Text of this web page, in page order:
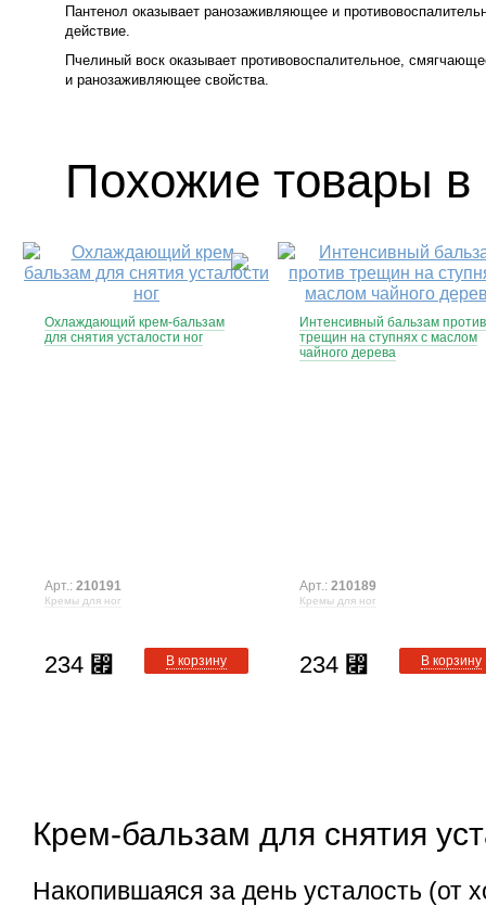
Пантенол оказывает ранозаживляющее и
действие.
Пчелиный воск оказывает противовоспалительное,
и ранозаживляющее свойства.
Похожие товары в
Охлаждающий крем-бальзам
для снятия усталости ног
Кремы для ног
Арт.: 210191
234 ⃏ В корзину
Интенсивный бальзам против
трещин на ступнях с маслом
чайного дерева
Кремы для ног
Арт.: 210189
234 ⃏ В корзину
Крем-бальзам для снятия
Накопившаяся за день усталость (от